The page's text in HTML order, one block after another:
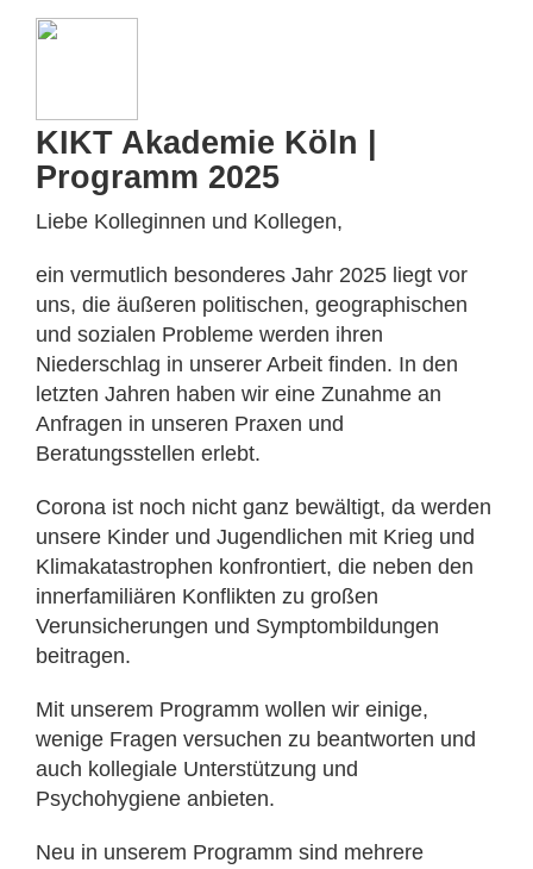
KIKT Akademie Köln |
Programm 2025
Liebe Kolleginnen und Kollegen,
ein vermutlich besonderes Jahr 2025 liegt vor
uns, die äußeren politischen, geographischen
und sozialen Probleme werden ihren
Niederschlag in unserer Arbeit finden. In den
letzten Jahren haben wir eine Zunahme an
Anfragen in unseren Praxen und
Beratungsstellen erlebt.
Corona ist noch nicht ganz bewältigt, da werden
unsere Kinder und Jugendlichen mit Krieg und
Klimakatastrophen konfrontiert, die neben den
innerfamiliären Konflikten zu großen
Verunsicherungen und Symptombildungen
beitragen.
Mit unserem Programm wollen wir einige,
wenige Fragen versuchen zu beantworten und
auch kollegiale Unterstützung und
Psychohygiene anbieten.
Neu in unserem Programm sind mehrere